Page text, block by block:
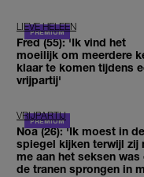
LIEVE HELEEN
Fred (55): 'Ik vind het
moeilijk om meerdere
klaar te komen tijdens
vrijpartij'
VRIJPARTIJ
Noa (26): 'Ik moest in de
spiegel kijken terwijl zij
me aan het seksen was
de tranen sprongen in